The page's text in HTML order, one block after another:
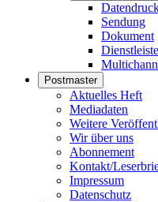
Sendung
Dokument
Postmaster
Aktuelles Heft
Mediadaten
Weitere
Wir über uns
Abonnement
Kontakt/
Impressum
Datenschutz